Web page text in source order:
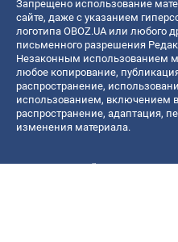
Запрещено использование
сайте, даже с указанием
логотипа OBOZ.UA или любого
письменного разрешения
Незаконным использованием
любое копирование,
распространение,
использованием, включением в
распространение, адаптация,
изменения материала.
Название онлайн медиа —